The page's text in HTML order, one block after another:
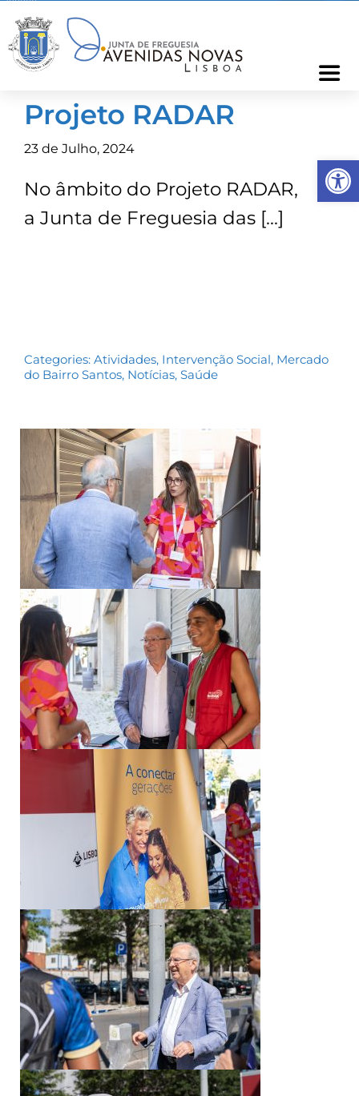
content
Freguesia
Informações
Contactos
TRANSPARÊNCIA
Projeto RADAR
23 de Julho, 2024
No âmbito do Projeto RADAR,
a Junta de Freguesia das […]
Categories: Atividades, Intervenção Social, Mercado
do Bairro Santos, Notícias, Saúde